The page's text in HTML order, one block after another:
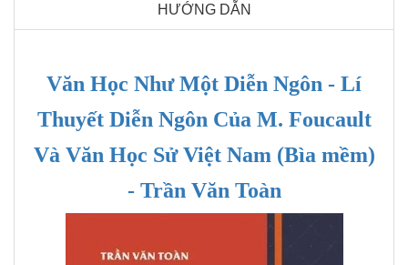
HƯỚNG DẪN
Văn Học Như Một Diễn Ngôn - Lí
Thuyết Diễn Ngôn Của M. Foucault
Và Văn Học Sử Việt Nam (Bìa mềm)
- Trần Văn Toàn